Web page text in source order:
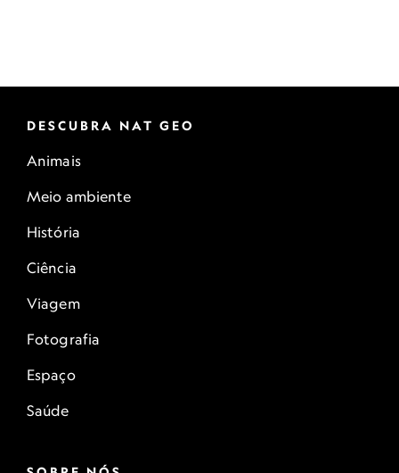
DESCUBRA NAT GEO
Animais
Meio ambiente
História
Ciência
Viagem
Fotografia
Espaço
Saúde